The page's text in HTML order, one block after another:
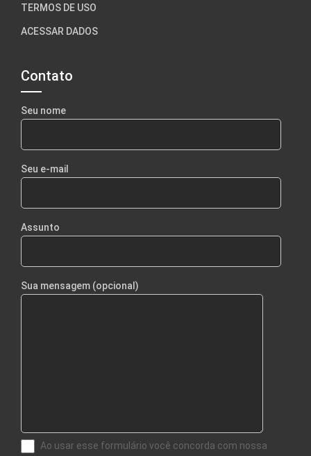
TERMOS DE USO
ACESSAR DADOS
Contato
Seu nome
Seu e-mail
Assunto
Sua mensagem (opcional)
Ao usar esse formulário você concorda com nossa